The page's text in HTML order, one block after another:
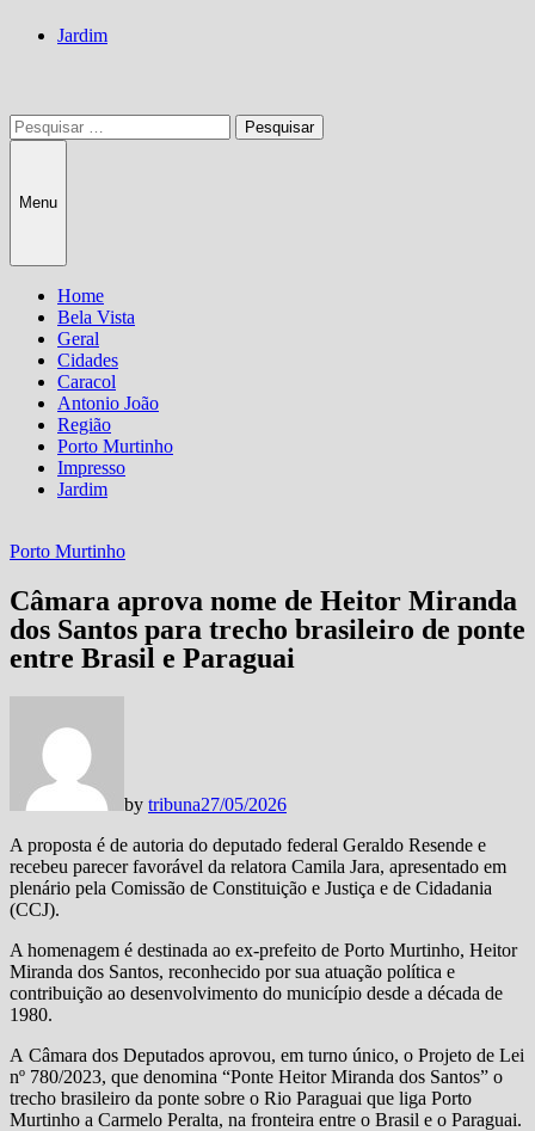
Jardim
Pesquisar
por:
Menu
Home
Bela Vista
Geral
Cidades
Caracol
Antonio João
Região
Porto Murtinho
Impresso
Jardim
Porto Murtinho
Câmara aprova nome de Heitor Miranda
dos Santos para trecho brasileiro de ponte
entre Brasil e Paraguai
by tribuna27/05/2026
A proposta é de autoria do deputado federal Geraldo Resende e
recebeu parecer favorável da relatora Camila Jara, apresentado em
plenário pela Comissão de Constituição e Justiça e de Cidadania
(CCJ).
A homenagem é destinada ao ex-prefeito de Porto Murtinho, Heitor
Miranda dos Santos, reconhecido por sua atuação política e
contribuição ao desenvolvimento do município desde a década de
1980.
A Câmara dos Deputados aprovou, em turno único, o Projeto de Lei
nº 780/2023, que denomina “Ponte Heitor Miranda dos Santos” o
trecho brasileiro da ponte sobre o Rio Paraguai que liga Porto
Murtinho a Carmelo Peralta, na fronteira entre o Brasil e o Paraguai.